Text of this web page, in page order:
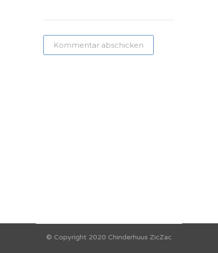
© Copyright 2020 Chinderhuus ZicZac